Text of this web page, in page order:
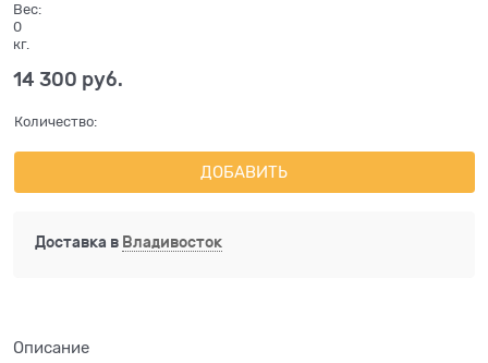
Вес:
0
кг.
14 300 руб.
Количество:
ДОБАВИТЬ
Доставка в Владивосток
Описание